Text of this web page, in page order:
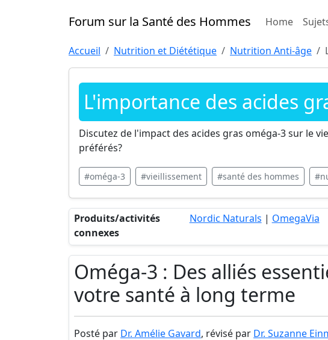
Forum sur la Santé des Hommes Home
Accueil Nutrition et Diététique Nutrition Anti-âge
L'importance des acides
Discutez de l'impact des acides gras oméga-3 sur le
préférés?
#oméga-3 #vieillissement #santé des hommes
Produits/activités
connexes
Nordic Naturals | OmegaVia
Oméga-3 : Des alliés
votre santé à long terme
Posté par Dr. Amélie Gavard, révisé par Dr. Suzanne